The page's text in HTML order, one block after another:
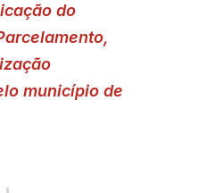
do
município de